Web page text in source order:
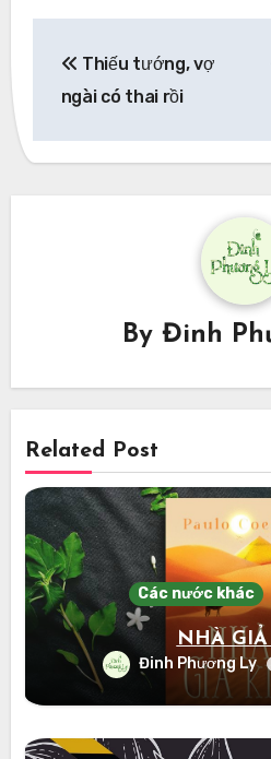
navigation
Thiếu tướng, vợ
ngài có thai rồi
By Đinh
Related Post
Các nước khác
NHÀ
Đinh Phương Ly